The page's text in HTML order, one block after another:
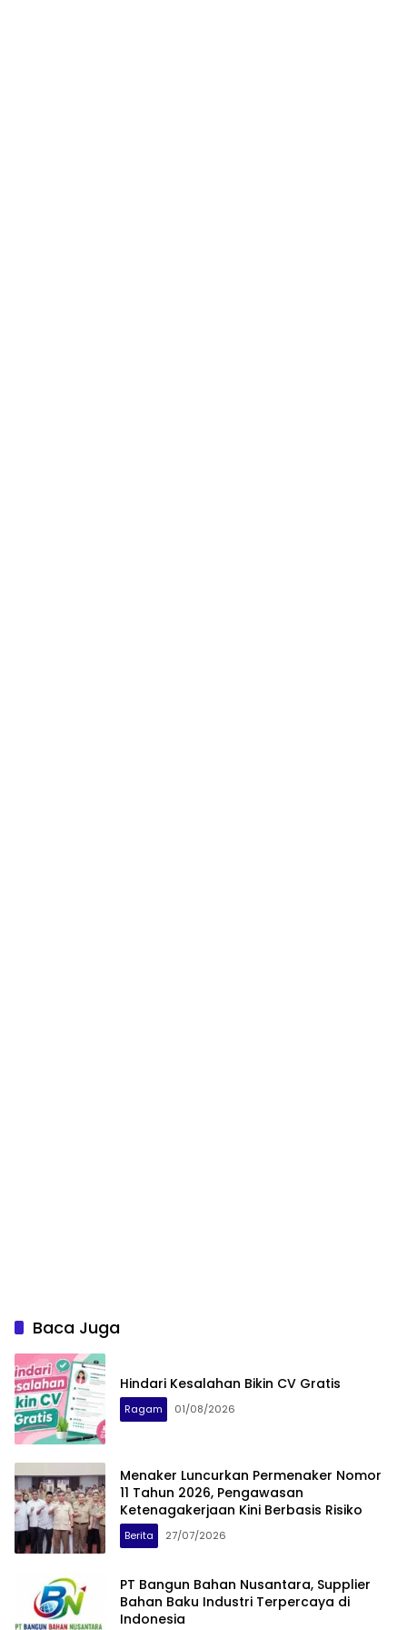
Baca Juga
Hindari Kesalahan Bikin CV Gratis
Ragam 01/08/2026
Menaker Luncurkan Permenaker Nomor
11 Tahun 2026, Pengawasan
Ketenagakerjaan Kini Berbasis Risiko
Berita 27/07/2026
PT Bangun Bahan Nusantara, Supplier
Bahan Baku Industri Terpercaya di
Indonesia